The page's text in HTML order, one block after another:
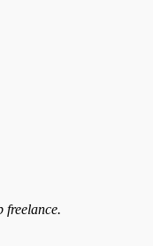
freelance.